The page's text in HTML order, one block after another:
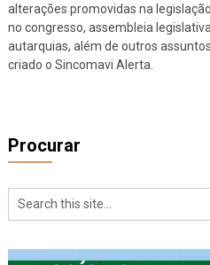
alterações promovidas na
no congresso, assembleia
autarquias, além de outros
criado o Sincomavi Alerta.
Procurar